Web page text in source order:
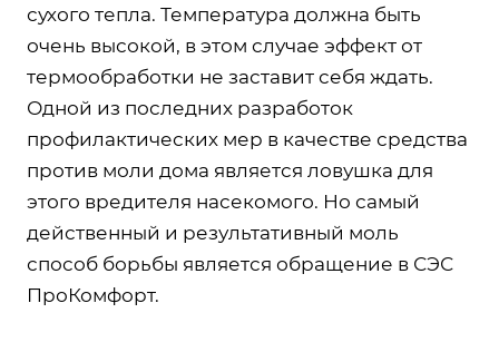
сухого тепла. Температура должна быть
очень высокой, в этом случае эффект от
термообработки не заставит себя ждать.
Одной из последних разработок
профилактических мер в качестве средства
против моли дома является ловушка для
этого вредителя насекомого. Но самый
действенный и результативный моль
способ борьбы является обращение в СЭС
ПроКомфорт.